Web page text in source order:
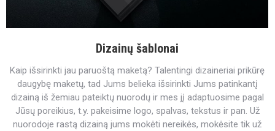
Dizainų šablonai
Kaip išsirinkti jau paruoštą maketą? Talentingi dizaineriai prikūrę
daugybę maketų, tad Jums belieka išsirinkti Jums patinkantį
dizainą iš žemiau pateiktų nuorodų ir mes jį adaptuosime pagal
Jūsų poreikius, t.y. pakeisime logo, spalvas, tekstus ir pan. Už
nuorodoje rastą dizainą jums mokėti nereikės, mokėsite tik už